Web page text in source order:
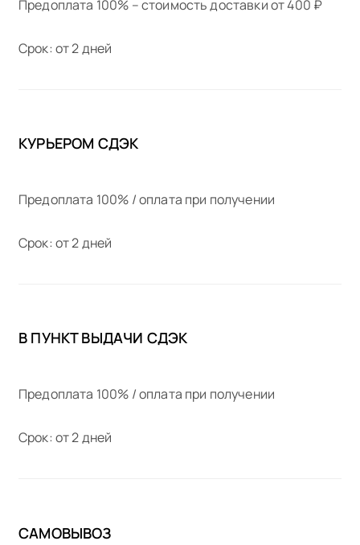
Предоплата 100% – стоимость доставки от 400 ₽
Срок: от 2 дней
КУРЬЕРОМ СДЭК
Предоплата 100% / оплата при получении
Срок: от 2 дней
В ПУНКТ ВЫДАЧИ СДЭК
Предоплата 100% / оплата при получении
Срок: от 2 дней
САМОВЫВОЗ